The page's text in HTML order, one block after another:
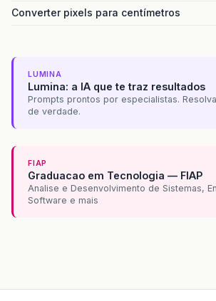
Converter pixels para centímetros
LUMINA
Lumina: a IA que te traz resultados
Prompts prontos por especialistas.
de verdade.
FIAP
Graduacao em Tecnologia — FIAP
Analise e Desenvolvimento de Sistemas,
Software e mais